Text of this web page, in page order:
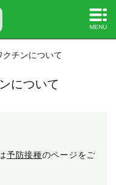
MENU
クチンについて
について
予防接種のページをご